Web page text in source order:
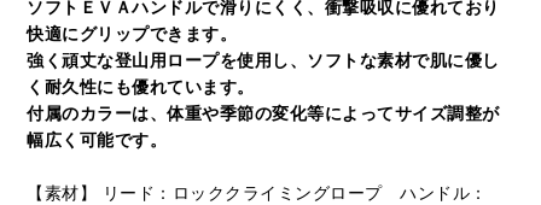
ソフトＥＶＡハンドルで滑りにくく、衝撃吸収に優れており
快適にグリップできます。
強く頑丈な登山用ロープを使用し、ソフトな素材で肌に優し
く耐久性にも優れています。
付属のカラーは、体重や季節の変化等によってサイズ調整が
幅広く可能です。
【素材】 リード：ロッククライミングロープ ハンドル：